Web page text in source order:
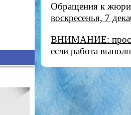
Обращения к жюри
воскресенья, 7
ВНИМАНИЕ:
если работа